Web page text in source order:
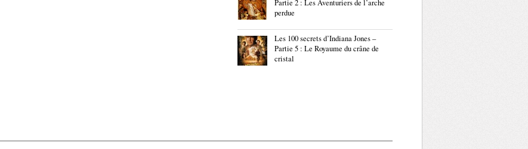
Partie 2 : Les Aventuriers de l’arche
perdue
Les 100 secrets d’Indiana Jones –
Partie 5 : Le Royaume du crâne de
cristal